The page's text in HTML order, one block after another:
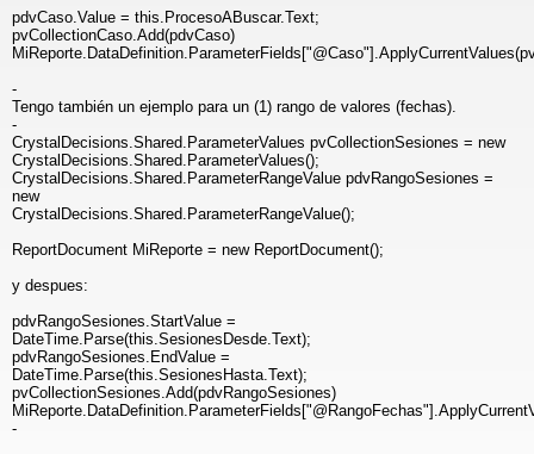
pdvCaso.Value = this.ProcesoABuscar.Text;
pvCollectionCaso.Add(pdvCaso)
-
Tengo también un ejemplo para un (1) rango de valores (fechas).
-
CrystalDecisions.Shared.ParameterValues pvCollectionSesiones = new
CrystalDecisions.Shared.ParameterValues();
CrystalDecisions.Shared.ParameterRangeValue pdvRangoSesiones =
new
CrystalDecisions.Shared.ParameterRangeValue();
ReportDocument MiReporte = new ReportDocument();
y despues:
pdvRangoSesiones.StartValue =
DateTime.Parse(this.SesionesDesde.Text);
pdvRangoSesiones.EndValue =
DateTime.Parse(this.SesionesHasta.Text);
pvCollectionSesiones.Add(pdvRangoSesiones)
-